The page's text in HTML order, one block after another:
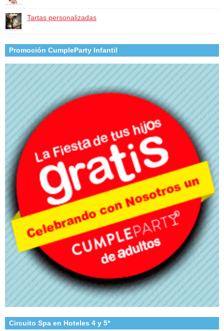
Tartas personalizadas
Promoción CumpleParty Infantil
Circuito Spa en Hoteles 4 y 5*